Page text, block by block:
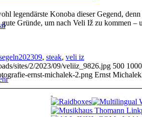
legendärste Konoba dieser Gegend,
Gründe, um nach Veli Iž zu kommen –
, steak, veli iz
sites/2/2023/09/veliiz_9826.jpg 500 1000
ernst-michalek-2.png Ernst Michalek